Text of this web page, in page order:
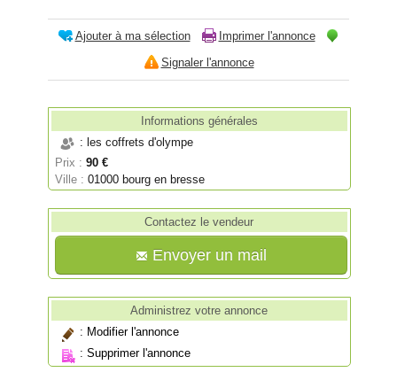
Ajouter à ma sélection
Imprimer l'annonce
Signaler l'annonce
Informations générales
: les coffrets d'olympe
Prix : 90 €
Ville :01000 bourg en bresse
Contactez le vendeur
Envoyer un mail
Administrez votre annonce
: Modifier l'annonce
:Supprimer l'annonce